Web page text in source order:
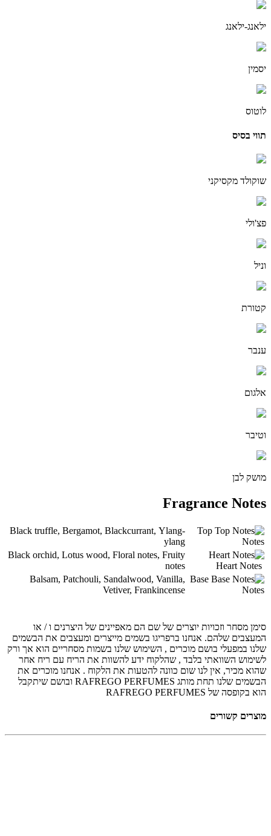
ילאנג-ילאנג
יסמין
לוטוס
תווי בסיס
שוקולד מקסיקני
פצ'ולי
וניל
קטורת
ענבר
אלגום
וטיבר
מושק לבן
Fragrance Notes
Top
Notes
Black truffle, Bergamot, Blackcurrant, Ylang-
ylang
Black orchid, Lotus wood, Floral notes, Fruity
notes
Base
Notes
Balsam, Patchouli, Sandalwood, Vanilla,
Vetiver, Frankincense
סימן מסחר וזכויות יוצרים של שם הם מאפיינים של היצרנים ו / או
המעצבים שלהם. אנחנו ברפריגו בשמים מייצרים ומעצבים את הבשמים
שלנו במפעלי בושם מוכרים , השימוש שלנו בשמות מסחריים הוא אך ורק
לשימוש השוואתי בלבד , שהלקוח ידע להשוות את הריח עם ריח אחר
שהוא מכיר, אין לנו שום כוונה להטעות את הלקוח . אנחנו מוכרים את
הבשמים שלנו תחת מותג RAFREGO PERFUMES ובושם שיתקבל
הוא בקופסה של RAFREGO PERFUMES
מוצרים קשורים